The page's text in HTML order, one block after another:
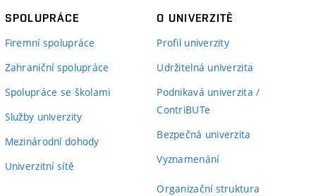
SPOLUPRÁCE
Firemní spolupráce
Zahraniční spolupráce
Spolupráce se školami
Služby univerzity
Mezinárodní dohody
Univerzitní sítě
O UNIVERZITĚ
Profil univerzity
Udržitelná univerzita
Podnikavá univerzita /
ContriBUTe
Bezpečná univerzita
Vyznamenání
Organizační struktura